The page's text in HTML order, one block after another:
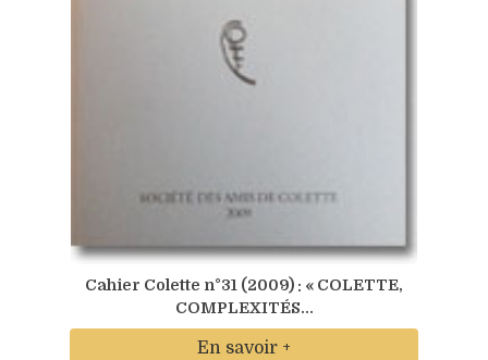
Cahier Colette n°31 (2009) : « COLETTE,
COMPLEXITÉS...
En savoir +